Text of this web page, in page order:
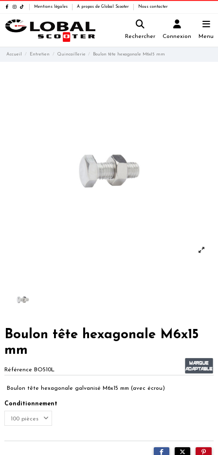
Mentions légales A propos de Global Scooter Nous contacter
Rechercher Connexion Menu
Accueil Entretien Quincaillerie Boulon tête hexagonale M6x15 mm
Boulon tête hexagonale M6x15
mm
Référence BO510L
Boulon tête hexagonale galvanisé M6x15 mm (avec écrou)
Conditionnement